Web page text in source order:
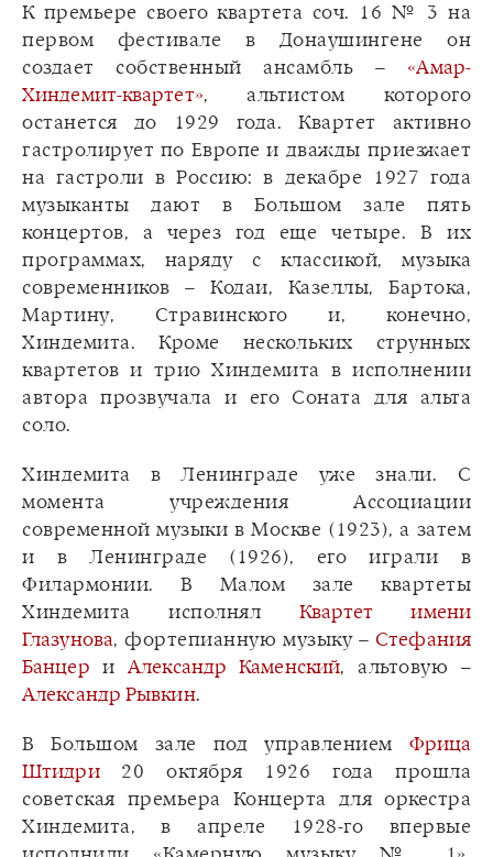
К премьере своего квартета соч. 16 № 3 на
первом фестивале в Донаушингене он
создает собственный ансамбль – «Амар-
Хиндемит-квартет», альтистом которого
останется до 1929 года. Квартет активно
гастролирует по Европе и дважды приезжает
на гастроли в Россию: в декабре 1927 года
музыканты дают в Большом зале пять
концертов, а через год еще четыре. В их
программах, наряду с классикой, музыка
современников – Кодаи, Казеллы, Бартока,
Мартину, Стравинского и, конечно,
Хиндемита. Кроме нескольких струнных
квартетов и трио Хиндемита в исполнении
автора прозвучала и его Соната для альта
соло.
Хиндемита в Ленинграде уже знали. С
момента учреждения Ассоциации
современной музыки в Москве (1923), а затем
и в Ленинграде (1926), его играли в
Филармонии. В Малом зале квартеты
Хиндемита исполнял Квартет имени
Глазунова, фортепианную музыку –Стефания
Банцер иАлександр Каменский, альтовую –
Александр Рывкин.
В Большом зале под управлением Фрица
Штидри20 октября 1926 года прошла
советская премьера Концерта для оркестра
Хиндемита, в апреле 1928-го впервые